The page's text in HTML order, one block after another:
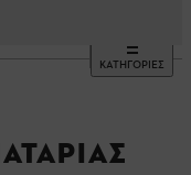
ΚΑΤΗΓΟΡΙΕΣ